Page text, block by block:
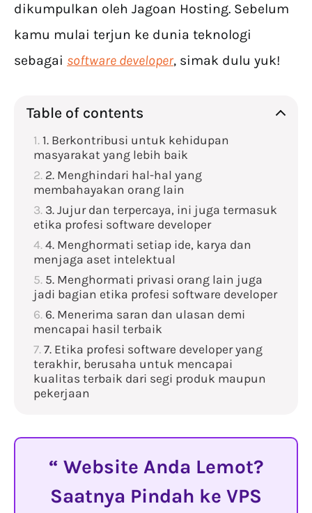
dikumpulkan oleh Jagoan Hosting. Sebelum
kamu mulai terjun ke dunia teknologi
sebagai software developer, simak dulu yuk!
Table of contents
1. Berkontribusi untuk kehidupan
masyarakat yang lebih baik
2. Menghindari hal-hal yang
membahayakan orang lain
3. Jujur dan terpercaya, ini juga termasuk
etika profesi software developer
4. Menghormati setiap ide, karya dan
menjaga aset intelektual
5. Menghormati privasi orang lain juga
jadi bagian etika profesi software developer
6. Menerima saran dan ulasan demi
mencapai hasil terbaik
7. Etika profesi software developer yang
terakhir, berusaha untuk mencapai
kualitas terbaik dari segi produk maupun
pekerjaan
Website Anda Lemot?
Saatnya Pindah ke VPS